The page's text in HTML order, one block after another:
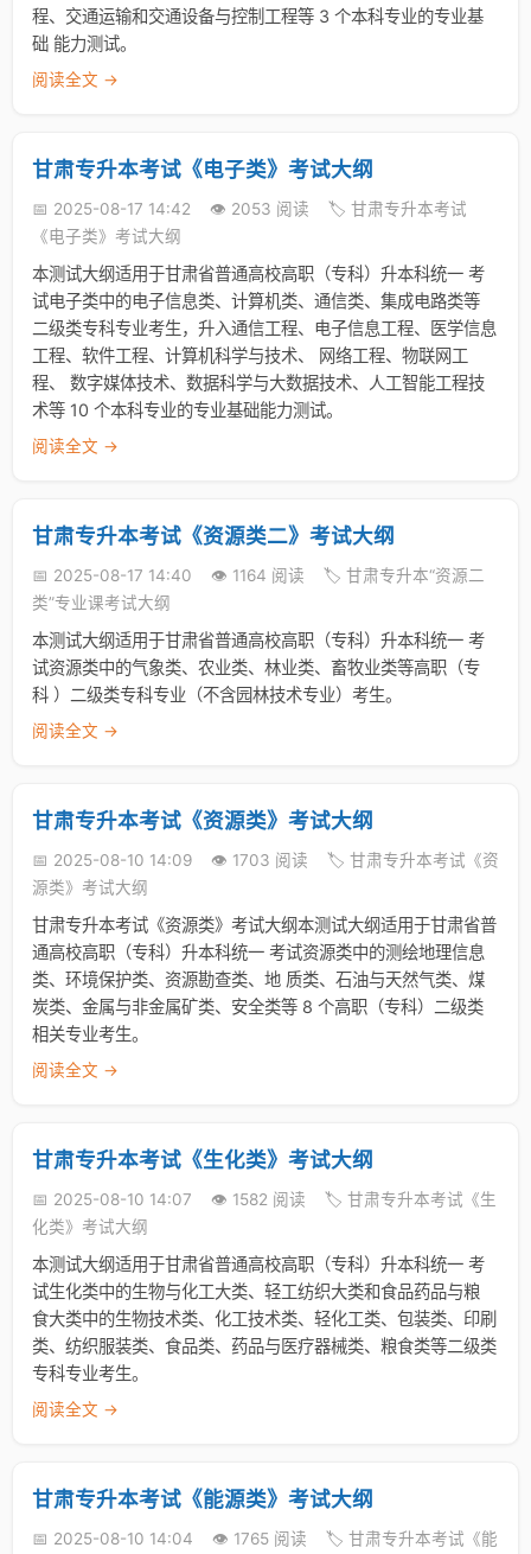
程、交通运输和交通设备与控制工程等 3 个本科专业的专业基
础 能力测试。
阅读全文 →
甘肃专升本考试《电子类》考试大纲
📅 2025-08-17 14:42 👁️ 2053 阅读
🏷️ 甘肃专升本考试
《电子类》考试大纲
本测试大纲适用于甘肃省普通高校高职（专科）升本科统一 考
试电子类中的电子信息类、计算机类、通信类、集成电路类等
二级类专科专业考生，升入通信工程、电子信息工程、医学信息
工程、软件工程、计算机科学与技术、 网络工程、物联网工
程、 数字媒体技术、数据科学与大数据技术、人工智能工程技
术等 10 个本科专业的专业基础能力测试。
阅读全文 →
甘肃专升本考试《资源类二》考试大纲
📅 2025-08-17 14:40 👁️ 1164 阅读
🏷️ 甘肃专升本“资源二
类”专业课考试大纲
本测试大纲适用于甘肃省普通高校高职（专科）升本科统一 考
试资源类中的气象类、农业类、林业类、畜牧业类等高职（专
科 ）二级类专科专业（不含园林技术专业）考生。
阅读全文 →
甘肃专升本考试《资源类》考试大纲
📅 2025-08-10 14:09 👁️ 1703 阅读
🏷️ 甘肃专升本考试《资
源类》考试大纲
甘肃专升本考试《资源类》考试大纲本测试大纲适用于甘肃省普
通高校高职（专科）升本科统一 考试资源类中的测绘地理信息
类、环境保护类、资源勘查类、地 质类、石油与天然气类、煤
炭类、金属与非金属矿类、安全类等 8 个高职（专科）二级类
相关专业考生。
阅读全文 →
甘肃专升本考试《生化类》考试大纲
📅 2025-08-10 14:07 👁️ 1582 阅读
🏷️ 甘肃专升本考试《生
化类》考试大纲
本测试大纲适用于甘肃省普通高校高职（专科）升本科统一 考
试生化类中的生物与化工大类、轻工纺织大类和食品药品与粮
食大类中的生物技术类、化工技术类、轻化工类、包装类、印刷
类、纺织服装类、食品类、药品与医疗器械类、粮食类等二级类
专科专业考生。
阅读全文 →
甘肃专升本考试《能源类》考试大纲
📅 2025-08-10 14:04 👁️ 1765 阅读
🏷️ 甘肃专升本考试《能